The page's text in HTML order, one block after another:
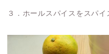
３．ホールスパイスをスパイ